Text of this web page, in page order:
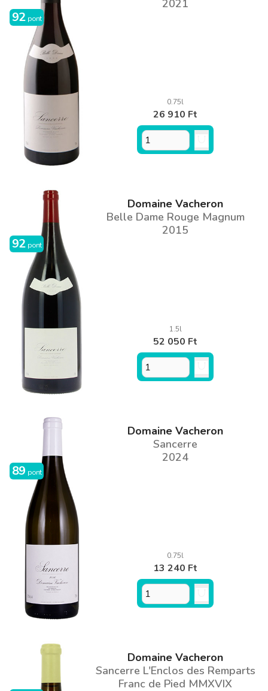
92 pont
2021
0.75l
26 910 Ft
92 pont
Domaine Vacheron
Belle Dame Rouge Magnum
2015
1.5l
52 050 Ft
89 pont
Domaine Vacheron
Sancerre
2024
0.75l
13 240 Ft
Domaine Vacheron
Sancerre L'Enclos des Remparts
Franc de Pied MMXVIX